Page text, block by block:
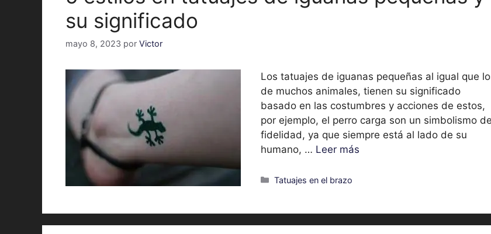
su significado
mayo 8, 2023 por Victor
Los tatuajes de iguanas pequeñas al igual que
de muchos animales, tienen su significado
basado en las costumbres y acciones de estos,
por ejemplo, el perro carga son un simbolismo de
fidelidad, ya que siempre está al lado de su
humano, … Leer más
Categorías
Tatuajes en el brazo